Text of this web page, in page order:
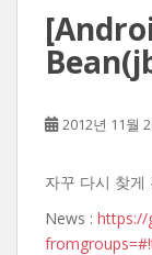
2012년 11월
자꾸 다시 찾게
News : https://